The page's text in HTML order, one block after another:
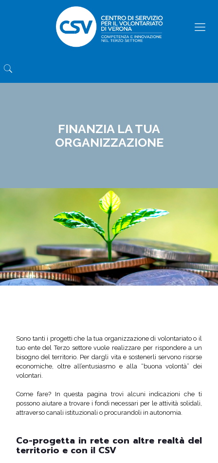
FINANZIA LA TUA
ORGANIZZAZIONE
Sono tanti i progetti che la tua organizzazione di volontariato o il
tuo ente del Terzo settore vuole realizzare per rispondere a un
bisogno del territorio. Per dargli vita e sostenerli servono risorse
economiche, oltre all’entusiasmo e alla “buona volontà” dei
volontari.
Come fare? In questa pagina trovi alcuni indicazioni che ti
possono aiutare a trovare i fondi necessari per le attività solidali,
attraverso canali istituzionali o procurandoli in autonomia.
Co-progetta in rete con altre realtà del
territorio e con il CSV